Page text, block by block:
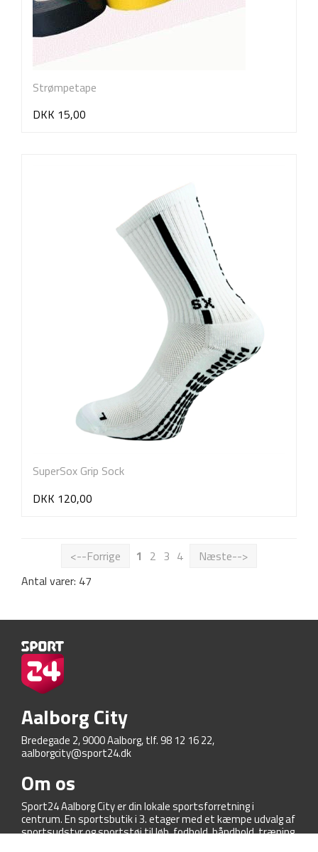
Strømpetape
DKK 15,00
SuperSox Grip Sock
DKK 120,00
<--Forrige 1 2 3 4
Næste-->
Antal varer: 47
Aalborg City
Bredegade 2, 9000 Aalborg, tlf. 98 12 16 22,
aalborgcity@sport24.dk
Om os
Sport24 Aalborg City er din lokale sportsforretning i
centrum. En sportsbutik i 3. etager med et kæmpe udvalg af
sportsudstyr og sportstøj til løb, fodbold, håndbold, træning,